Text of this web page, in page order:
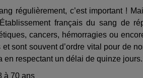
régulièrement, c’est important !
français du sang de
cancers, hémorragies ou
et sont souvent d’ordre vital pour de
en respectant un délai de quinze
à 70 ans